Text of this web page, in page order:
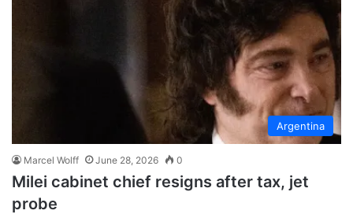
Argentina
Marcel Wolff June 28, 2026 0
Milei cabinet chief resigns after tax, jet
probe